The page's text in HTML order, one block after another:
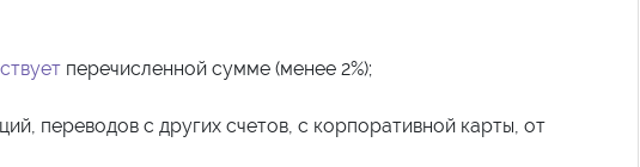
перечисленной сумме (менее 2%);
переводов с других счетов, с корпоративной карты, от